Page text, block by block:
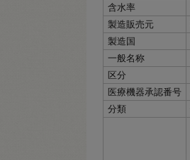
含水率
製造販売元
製造国
一般名称
区分
医療機器承認番号
分類